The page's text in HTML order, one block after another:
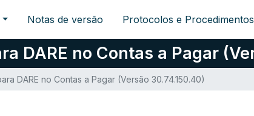
Notas de versão Protocolos e Procedimentos
DARE no Contas a Pagar
DARE no Contas a Pagar (Versão 30.74.150.40)